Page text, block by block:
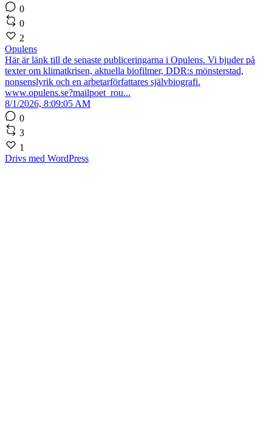
0
0
2
Opulens
Här är länk till de senaste publiceringarna i Opulens. Vi bjuder på
texter om klimatkrisen, aktuella biofilmer, DDR:s mönsterstad,
nonsenslyrik och en arbetarförfattares självbiografi.
www.opulens.se?mailpoet_rou...
8/1/2026, 8:09:05 AM
0
3
1
Drivs med WordPress